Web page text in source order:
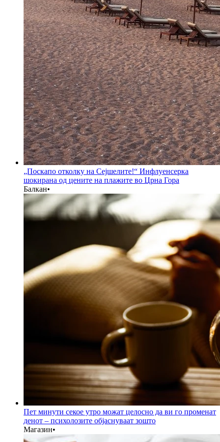
„Поскапо отколку на Сејшелите!“ Инфлуенсерка
шокирана од цените на плажите во Црна Гора
Балкан•
Пет минути секое утро можат целосно да ви го променат
денот – психолозите објаснуваат зошто
Магазин•